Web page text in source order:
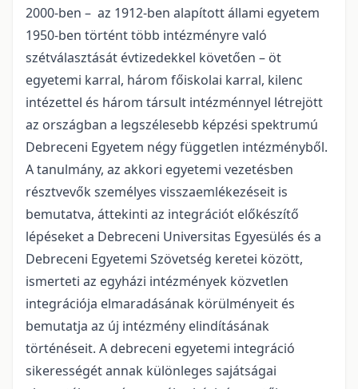
2000-ben – az 1912-ben alapított állami egyetem
1950-ben történt több intézményre való
szétválasztását évtizedekkel követően – öt
egyetemi karral, három főiskolai karral, kilenc
intézettel és három társult intézménnyel létrejött
az országban a legszélesebb képzési spektrumú
Debreceni Egyetem négy független intézményből.
A tanulmány, az akkori egyetemi vezetésben
résztvevők személyes visszaemlékezéseit is
bemutatva, áttekinti az integrációt előkészítő
lépéseket a Debreceni Universitas Egyesülés és a
Debreceni Egyetemi Szövetség keretei között,
ismerteti az egyházi intézmények közvetlen
integrációja elmaradásának körülményeit és
bemutatja az új intézmény elindításának
történéseit. A debreceni egyetemi integráció
sikerességét annak különleges sajátságai